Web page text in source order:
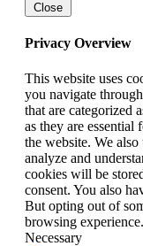
Close
Privacy Overview
This website uses
you navigate
that are categorized
as they are
the website. We
analyze and
cookies will be
consent. You also
But opting out of
browsing experience.
Necessary